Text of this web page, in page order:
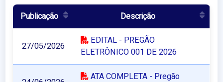
Publicação Descrição
27/05/2026
EDITAL - PREGÃO
ELETRÔNICO 001 DE 2026
ATA COMPLETA - Pregão